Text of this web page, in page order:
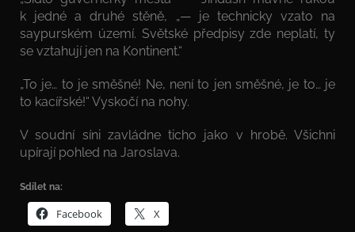
k jedné a druhé stěně, „— je technicky vzato na
saypurském území. Světské předpisy zde neplatí, ty
se vztahují jen na Kontinent.“
„To je… to je směšné! Ne, není to jen směšné, je to… je
to kacířské!“ Vyskočí na nohy.
V soudní síni zavládne ticho jako v hrobě. Všichni
upírají pohled na Jaroslava.
Sdílet na:
Facebook X